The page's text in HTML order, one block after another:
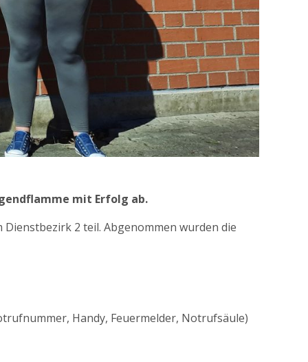
mit Erfolg ab.
2 teil. Abgenommen wurden die
Handy, Feuermelder, Notrufsäule)